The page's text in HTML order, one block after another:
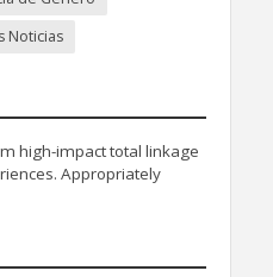
Noticias
high-impact total linkage
Appropriately